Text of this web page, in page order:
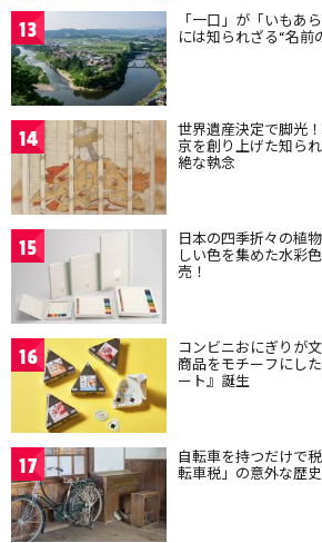
13 「一口」が「いもあ
には知られざる“名前
14 世界遺産決定で脚光
京を創り上げた知ら
絶な執念
15 日本の四季折々の植
しい色を集めた水彩
売！
16 コンビニおにぎりが
商品をモチーフにし
ート』誕生
17 自転車を持つだけで
転車税」の意外な歴